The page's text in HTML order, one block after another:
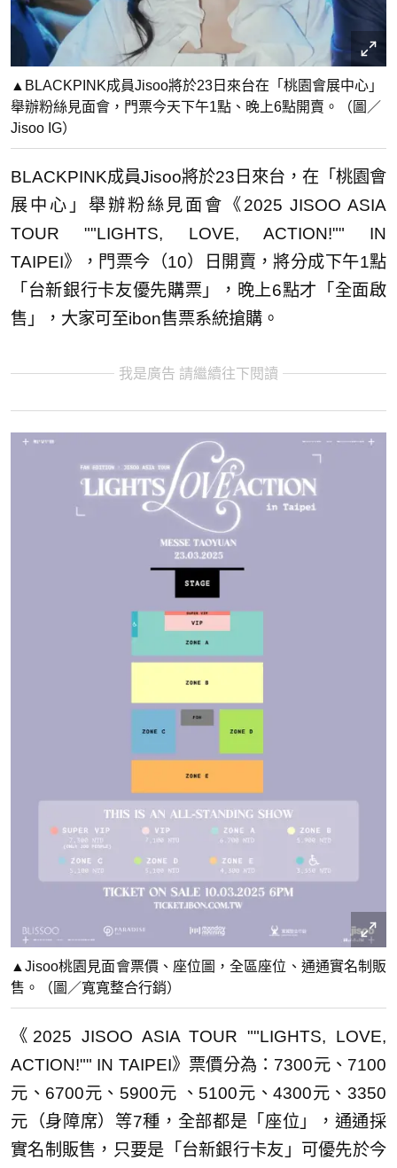
▲BLACKPINK成員Jisoo將於23日來台在「桃園會展中心」
舉辦粉絲見面會，門票今天下午1點、晚上6點開賣。（圖／
Jisoo IG）
BLACKPINK成員Jisoo將於23日來台，在「桃園會
展中心」舉辦粉絲見面會《2025 JISOO ASIA
TOUR ""LIGHTS, LOVE, ACTION!"" IN
TAIPEI》，門票今（10）日開賣，將分成下午1點
「台新銀行卡友優先購票」，晚上6點才「全面啟
售」，大家可至ibon售票系統搶購。
我是廣告 請繼續往下閱讀
▲Jisoo桃園見面會票價、座位圖，全區座位、通通實名制販
售。（圖／寬寬整合行銷）
《2025 JISOO ASIA TOUR ""LIGHTS, LOVE,
ACTION!"" IN TAIPEI》票價分為：7300元、7100
元、6700元、5900元 、5100元、4300元、3350
元（身障席）等7種，全部都是「座位」，通通採
實名制販售，只要是「台新銀行卡友」可優先於今